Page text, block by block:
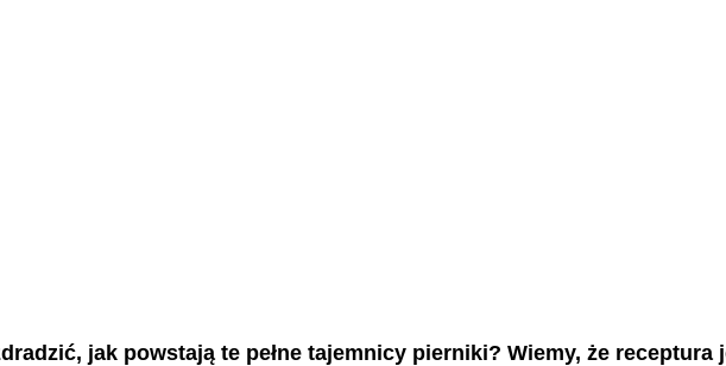
jak powstają te pełne tajemnicy pierniki? Wiemy, że receptura